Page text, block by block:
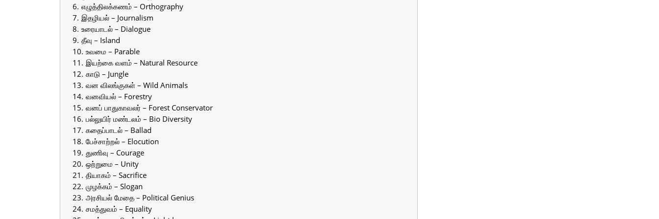
எழுத்திலக்கணம் – Orthography
இதழியல் – Journalism
உரையாடல் – Dialogue
தீவு – Island
உவமை – Parable
இயற்கை வளம் – Natural Resource
காடு – Jungle
வன விலங்குகள் – Wild Animals
வனவியல் – Forestry
வனப் பாதுகாவலர் – Forest Conservator
பல்லுயிர் மண்டலம் – Bio Diversity
கதைப்பாடல் – Ballad
பேச்சாற்றல் – Elocution
துணிவு – Courage
ஒற்றுமை – Unity
தியாகம் – Sacrifice
முழக்கம் – Slogan
அரசியல் மேதை – Political Genius
சமத்துவம் – Equality